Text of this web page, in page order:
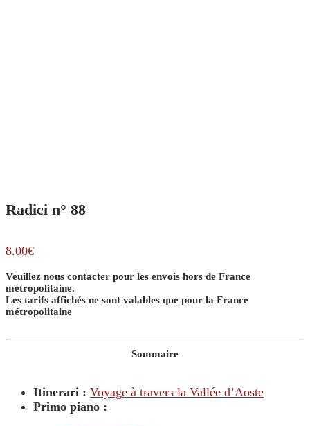
Radici n° 88
8.00€
Veuillez nous contacter pour les envois hors de France
métropolitaine.
Les tarifs affichés ne sont valables que pour la France
métropolitaine
Sommaire
Itinerari : Voyage à travers la Vallée d’Aoste
Primo piano :